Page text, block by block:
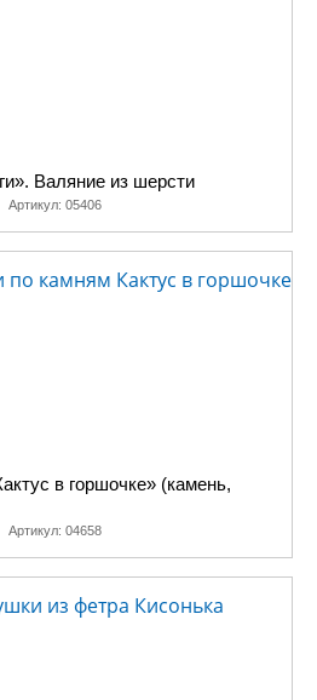
Валяние из шерсти
Артикул: 05406
в горшочке» (камень,
Артикул: 04658